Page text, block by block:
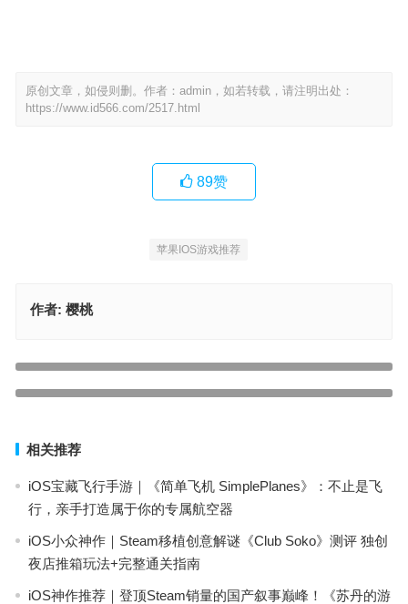
原创文章，如侵则删。作者：admin，如若转载，请注明出处：
https://www.id566.com/2517.html
89赞
苹果IOS游戏推荐
作者: 樱桃
【IOS游戏推荐】一部STEAM上向经典致敬的游戏作品，世界上最刺
相关推荐
iOS宝藏飞行手游｜《简单飞机 SimplePlanes》：不止是飞
行，亲手打造属于你的专属航空器
iOS小众神作｜Steam移植创意解谜《Club Soko》测评 独创
夜店推箱玩法+完整通关指南
iOS神作推荐｜登顶Steam销量的国产叙事巅峰！《苏丹的游